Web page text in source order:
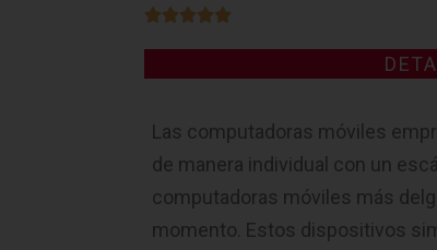

Las computadoras móviles
de manera individual con un
computadoras móviles más
momento. Estos dispositivos